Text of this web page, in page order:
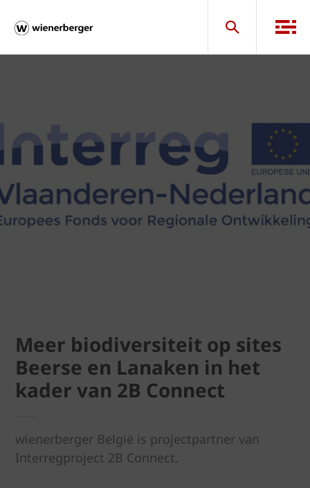
Meer biodiversiteit op sites
Beerse en Lanaken in het
kader van 2B Connect
wienerberger België is projectpartner van
Interregproject 2B Connect.